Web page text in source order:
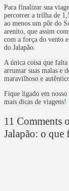
Para finalizar sua
percorrer a trilha de
ao menos um pôr do
arenito, que assim
com a força do vento
do Jalapão.
A única coisa que falta
arrumar suas malas e
maravilhoso e
Fique ligado em nosso
mais dicas de
11 Comments
Jalapão: o que